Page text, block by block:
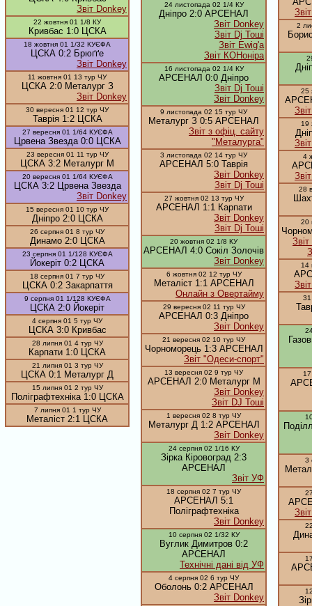
Звіт Donkey
22 жовтня 01 1/8 КУ
Кривбас 1:0 ЦСКА
18 жовтня 01 1/32 КУЄФА
ЦСКА 0:2 Брюґґе
Звіт Donkey
11 жовтня 01 13 тур ЧУ
ЦСКА 2:0 Металург З
Звіт Donkey
30 вересня 01 12 тур ЧУ
Таврія 1:2 ЦСКА
27 вересня 01 1/64 КУЄФА
Црвена Звезда 0:0 ЦСКА
23 вересня 01 11 тур ЧУ
ЦСКА 3:2 Металург М
20 вересня 01 1/64 КУЄФА
ЦСКА 3:2 Црвена Звезда
Звіт Donkey
15 вересня 01 10 тур ЧУ
Дніпро 2:0 ЦСКА
26 серпня 01 8 тур ЧУ
Динамо 2:0 ЦСКА
23 серпня 01 1/128 КУЄФА
Йокеріт 0:2 ЦСКА
18 серпня 01 7 тур ЧУ
ЦСКА 0:2 Закарпаття
9 серпня 01 1/128 КУЄФА
ЦСКА 2:0 Йокеріт
4 серпня 01 5 тур ЧУ
ЦСКА 3:0 Кривбас
28 липня 01 4 тур ЧУ
Карпати 1:0 ЦСКА
21 липня 01 3 тур ЧУ
ЦСКА 0:1 Металург Д
15 липня 01 2 тур ЧУ
Поліграфтехніка 1:0 ЦСКА
7 липня 01 1 тур ЧУ
Металіст 2:1 ЦСКА
24 листопада 02 1/4 КУ
Дніпро 2:0 АРСЕНАЛ
Звіт Donkey
Звіт Dj Тоші
Звіт Ewig'a
Звіт КОНоніра
16 листопада 02 1/4 КУ
АРСЕНАЛ 0:0 Дніпро
Звіт Dj Тоші
Звіт Donkey
9 листопада 02 15 тур ЧУ
Металург З 0:5 АРСЕНАЛ
Звіт з офіц. сайту
"Металурга"
3 листопада 02 14 тур ЧУ
АРСЕНАЛ 5:0 Таврія
Звіт Donkey
Звіт Dj Тоші
27 жовтня 02 13 тур ЧУ
АРСЕНАЛ 1:1 Карпати
Звіт Donkey
Звіт Dj Тоші
20 жовтня 02 1/8 КУ
АРСЕНАЛ 4:0 Сокіл Золочів
Звіт Donkey
6 жовтня 02 12 тур ЧУ
Металіст 1:1 АРСЕНАЛ
Онлайн з Овертайму
29 вересня 02 11 тур ЧУ
АРСЕНАЛ 0:3 Дніпро
Звіт Donkey
21 вересня 02 10 тур ЧУ
Чорноморець 1:3 АРСЕНАЛ
Звіт "Одеси-спорт"
13 вересня 02 9 тур ЧУ
АРСЕНАЛ 2:0 Металург М
Звіт Donkey
Звіт DJ Тоші
1 вересня 02 8 тур ЧУ
Металург Д 1:2 АРСЕНАЛ
Звіт Donkey
24 серпня 02 1/16 КУ
Зірка Кіровоград 2:3
АРСЕНАЛ
Звіт УФ
18 серпня 02 7 тур ЧУ
АРСЕНАЛ 5:1
Поліграфтехніка
Звіт Donkey
10 серпня 02 1/32 КУ
Вуглик Димитров 0:2
АРСЕНАЛ
Технічні дані від УФ
4 серпня 02 6 тур ЧУ
Оболонь 0:2 АРСЕНАЛ
Звіт Donkey
2
25
19
4
28
20
14
3